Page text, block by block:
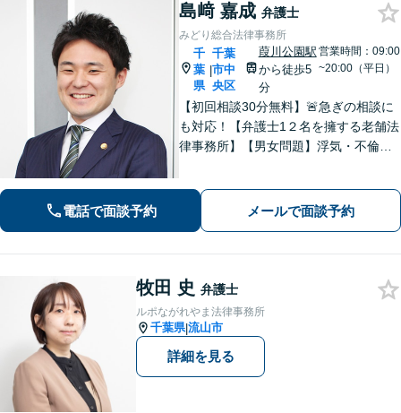
島﨑 嘉成 弁護士
みどり総合法律事務所
千
葉
県
|
千葉
市中
央区
葭川公園駅
から徒歩5
分
営業時間：09:00
~20:00（平日）
【初回相談30分無料】🚨急ぎの相談に
も対応！【弁護士1２名を擁する老舗法
律事務所】【男女問題】浮気・不倫の
【債権回収】売掛金の回収はお任せ
【葭川公園駅5分／千葉中央駅10分】
電話で面談予約 メールで面談予約
牧田 史 弁護士
ルポながれやま法律事務所
千葉県|流山市
詳細を見る